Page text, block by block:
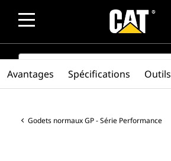
SEARCH
Godets normaux GP - Série Performance
Avantages Spécifications Outils